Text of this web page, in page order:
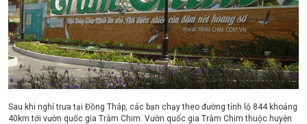
Sau khi nghỉ trưa tại Đồng Tháp, các bạn chạy theo đường tỉnh lộ 844 khoảng
40km tới vườn quốc gia Tràm Chim. Vườn quốc gia Tràm Chim thuộc huyện